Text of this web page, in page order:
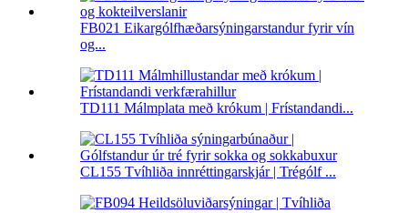
FB021 Eikargólfhæðarsýningarstandur fyrir vín
og...
TD111 Málmplata með krókum | Frístandandi...
CL155 Tvíhliða innréttingarskjár | Trégólf ...